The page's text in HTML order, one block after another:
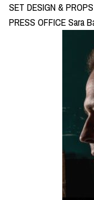
SET DESIGN &
PRESS OFFICE Sara